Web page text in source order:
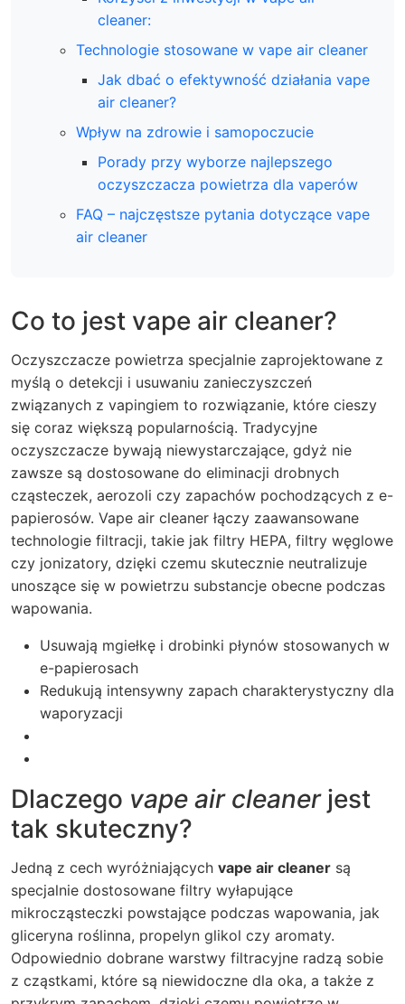
cleaner:
Technologie stosowane w vape air cleaner
Jak dbać o efektywność działania vape
air cleaner?
Wpływ na zdrowie i samopoczucie
Porady przy wyborze najlepszego
oczyszczacza powietrza dla vaperów
FAQ – najczęstsze pytania dotyczące vape
air cleaner
Co to jest vape air cleaner?
Oczyszczacze powietrza specjalnie zaprojektowane z
myślą o detekcji i usuwaniu zanieczyszczeń
związanych z vapingiem to rozwiązanie, które cieszy
się coraz większą popularnością. Tradycyjne
oczyszczacze bywają niewystarczające, gdyż nie
zawsze są dostosowane do eliminacji drobnych
cząsteczek, aerozoli czy zapachów pochodzących z e-
papierosów. Vape air cleaner łączy zaawansowane
technologie filtracji, takie jak filtry HEPA, filtry węglowe
czy jonizatory, dzięki czemu skutecznie neutralizuje
unoszące się w powietrzu substancje obecne podczas
wapowania.
Usuwają mgiełkę i drobinki płynów stosowanych w
e-papierosach
Redukują intensywny zapach charakterystyczny dla
waporyzacji
Dlaczego vape air cleanerjest
tak skuteczny?
Jedną z cech wyróżniających vape air cleaner są
specjalnie dostosowane filtry wyłapujące
mikrocząsteczki powstające podczas wapowania, jak
gliceryna roślinna, propelyn glikol czy aromaty.
Odpowiednio dobrane warstwy filtracyjne radzą sobie
z cząstkami, które są niewidoczne dla oka, a także z